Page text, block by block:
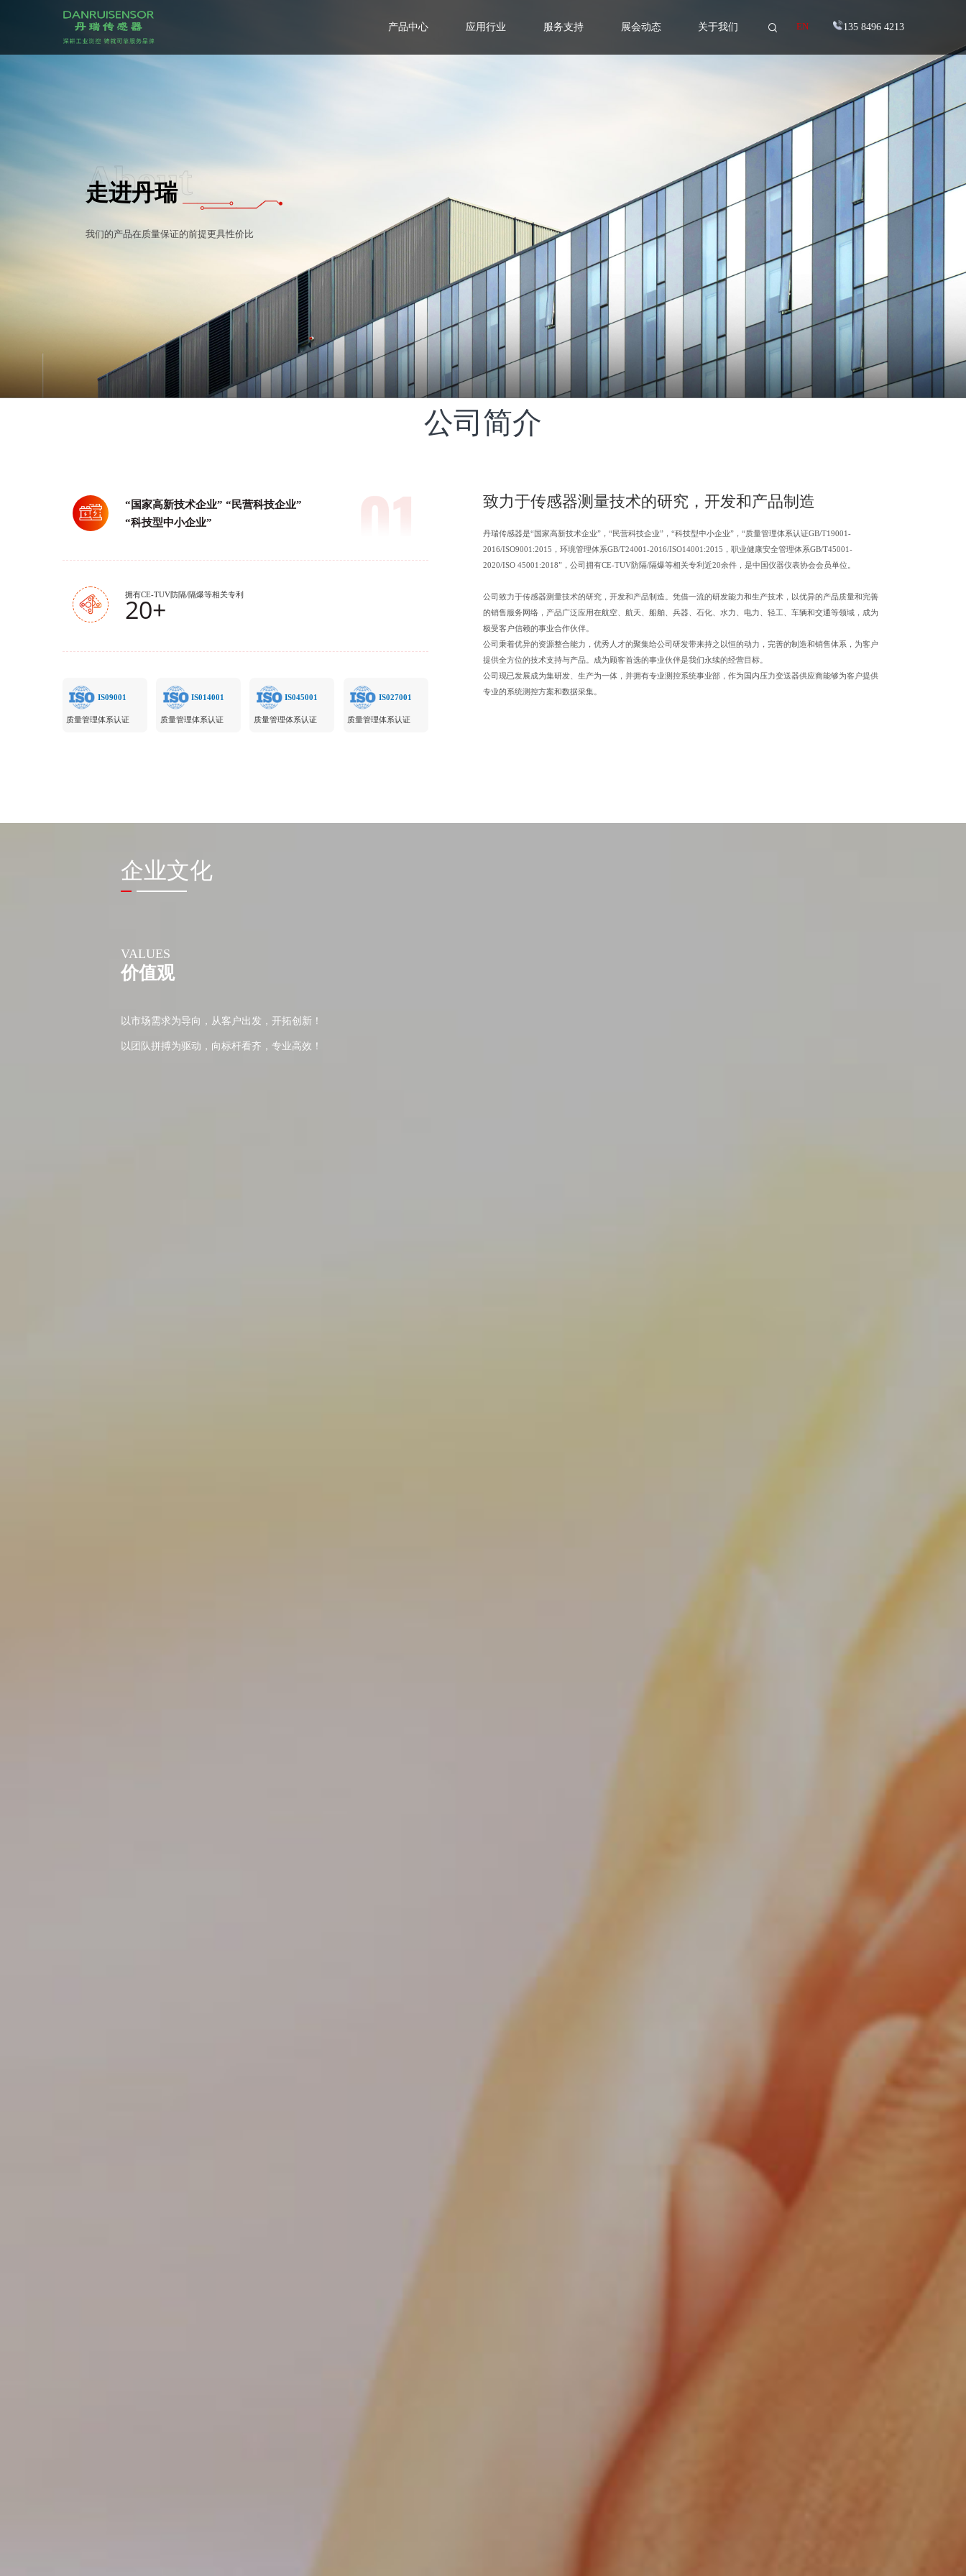
135 8496 4213
EN
产品中心 应用行业 服务支持 展会动态 关于我们
走进丹瑞
About
我们的产品在质量保证的前提更具性价比
公司简介
“国家高新技术企业” “民营科技企业”
“科技型中小企业”
拥有CE-TUV防隔/隔爆等相关专利
20+
IS09001
质量管理体系认证
IS014001
质量管理体系认证
IS045001
质量管理体系认证
IS027001
质量管理体系认证
致力于传感器测量技术的研究，开发和产品制造
丹瑞传感器是“国家高新技术企业”，“民营科技企业”，“科技型中小企业”，“质量管理体系认证GB/T19001-
2016/ISO9001:2015，环境管理体系GB/T24001-2016/ISO14001:2015，职业健康安全管理体系GB/T45001-
2020/ISO 45001:2018”，公司拥有CE-TUV防隔/隔爆等相关专利近20余件，是中国仪器仪表协会会员单位。
公司致力于传感器测量技术的研究，开发和产品制造。凭借一流的研发能力和生产技术，以优异的产品质量和完善
的销售服务网络，产品广泛应用在航空、航天、船舶、兵器、石化、水力、电力、轻工、车辆和交通等领域，成为
极受客户信赖的事业合作伙伴。
公司秉着优异的资源整合能力，优秀人才的聚集给公司研发带来持之以恒的动力，完善的制造和销售体系，为客户
提供全方位的技术支持与产品。成为顾客首选的事业伙伴是我们永续的经营目标。
公司现已发展成为集研发、生产为一体，并拥有专业测控系统事业部，作为国内压力变送器供应商能够为客户提供
专业的系统测控方案和数据采集。
企业文化
VALUES
价值观
以市场需求为导向，从客户出发，开拓创新！
以团队拼搏为驱动，向标杆看齐，专业高效！